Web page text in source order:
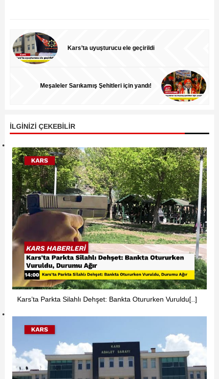
Kars’ta uyuşturucu ele geçirildi
Meşaleler Sarıkamış Şehitleri için yandı!
İLGİNİZİ ÇEKEBİLİR
Kars’ta Parkta Silahlı Dehşet: Bankta Otururken Vuruldu[..]